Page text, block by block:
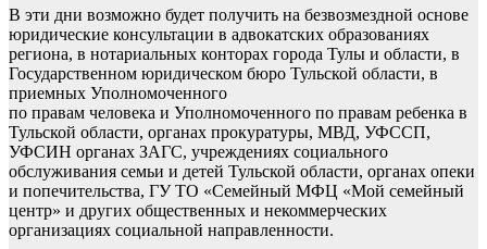
В эти дни возможно будет получить на безвозмездной основе
юридические консультации в адвокатских образованиях
региона, в нотариальных конторах города Тулы и области, в
Государственном юридическом бюро Тульской области, в
приемных Уполномоченного
по правам человека и Уполномоченного по правам ребенка в
Тульской области, органах прокуратуры, МВД, УФССП,
УФСИН органах ЗАГС, учреждениях социального
обслуживания семьи и детей Тульской области, органах опеки
и попечительства, ГУ ТО «Семейный МФЦ «Мой семейный
центр» и других общественных и некоммерческих
организациях социальной направленности.